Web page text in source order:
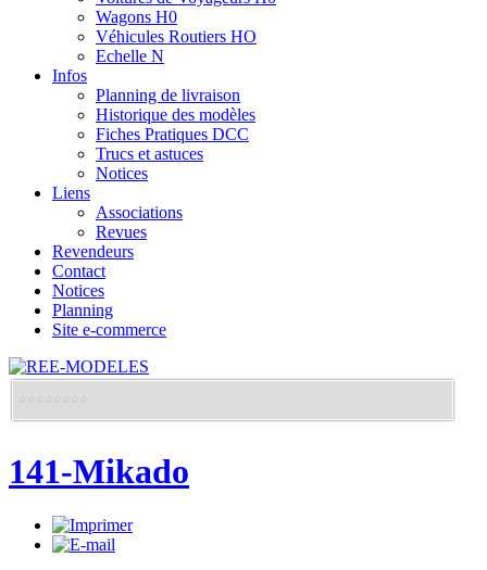
Wagons H0
Véhicules Routiers HO
Echelle N
Infos
Planning de livraison
Historique des modèles
Fiches Pratiques DCC
Trucs et astuces
Notices
Liens
Associations
Revues
Revendeurs
Contact
Notices
Planning
Site e-commerce
141-Mikado